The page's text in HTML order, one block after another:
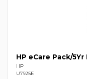
HP eCare Pack/5Yr
HP
U7925E